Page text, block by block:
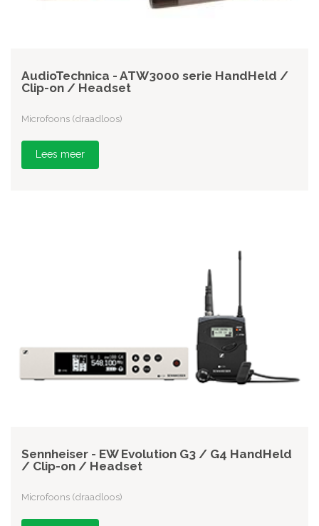
AudioTechnica - ATW3000 serie HandHeld /
Clip-on / Headset
Microfoons (draadloos)
Lees meer
Sennheiser - EW Evolution G3 / G4 HandHeld
/ Clip-on / Headset
Microfoons (draadloos)